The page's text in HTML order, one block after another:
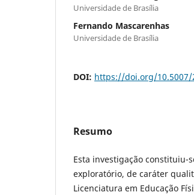
Universidade de Brasília
Fernando Mascarenhas
Universidade de Brasília
DOI: https://doi.org/10.5007/
Resumo
Esta investigação constituiu-
exploratório, de caráter
Licenciatura em Educação